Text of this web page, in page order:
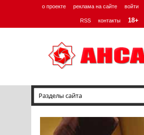
о проекте реклама на сайте войти
RSS контакты 18+